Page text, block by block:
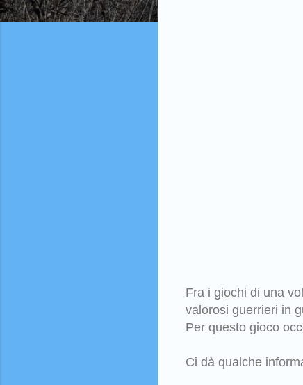
Fra i giochi di una
valorosi guerrieri in
Per questo gioco
Ci dà qualche